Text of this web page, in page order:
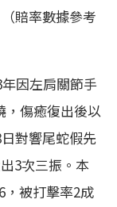
賠率數據參考
因左肩關節手
，傷癒復出後以
對響尾蛇假先
3次三振。本
，被打擊率2成